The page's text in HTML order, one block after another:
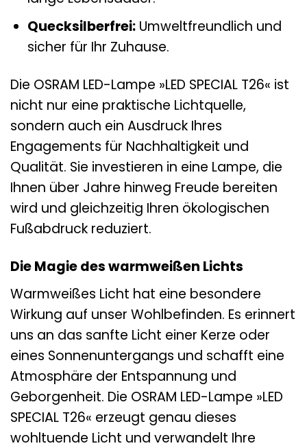
Quecksilberfrei:Umweltfreundlich und
sicher für Ihr Zuhause.
Die OSRAM LED-Lampe »LED SPECIAL T26« ist
nicht nur eine praktische Lichtquelle,
sondern auch ein Ausdruck Ihres
Engagements für Nachhaltigkeit und
Qualität. Sie investieren in eine Lampe, die
Ihnen über Jahre hinweg Freude bereiten
wird und gleichzeitig Ihren ökologischen
Fußabdruck reduziert.
Die Magie des warmweißen Lichts
Warmweißes Licht hat eine besondere
Wirkung auf unser Wohlbefinden. Es erinnert
uns an das sanfte Licht einer Kerze oder
eines Sonnenuntergangs und schafft eine
Atmosphäre der Entspannung und
Geborgenheit. Die OSRAM LED-Lampe »LED
SPECIAL T26« erzeugt genau dieses
wohltuende Licht und verwandelt Ihre